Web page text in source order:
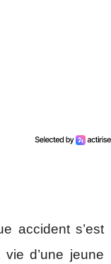
accident s’est
d’une jeune